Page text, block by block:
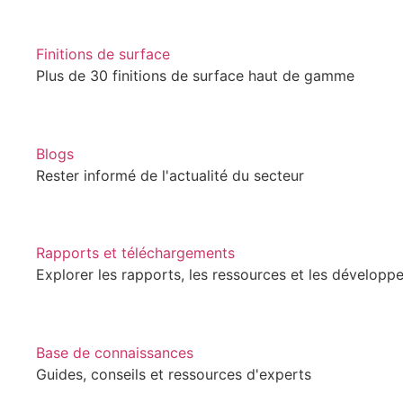
Finitions de surface
Plus de 30 finitions de surface haut de gamme
Blogs
Rester informé de l'actualité du secteur
Rapports et téléchargements
Explorer les rapports, les ressources et les
Base de connaissances
Guides, conseils et ressources d'experts